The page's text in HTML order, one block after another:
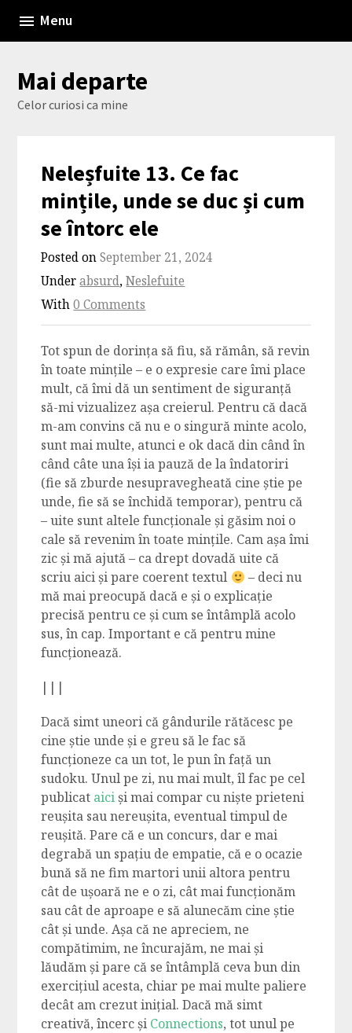
content
Menu
Mai departe
Celor curiosi ca mine
Neleșfuite 13. Ce fac
mințile, unde se duc și cum
se întorc ele
Posted onSeptember 21, 2024
Underabsurd,Neslefuite
With0 Comments
Tot spun de dorința să fiu, să rămân, să revin
în toate mințile – e o expresie care îmi place
mult, că îmi dă un sentiment de siguranță
să-mi vizualizez așa creierul. Pentru că dacă
m-am convins că nu e o singură minte acolo,
sunt mai multe, atunci e ok dacă din când în
când câte una își ia pauză de la îndatoriri
(fie să zburde nesupravegheată cine știe pe
unde, fie să se închidă temporar), pentru că
– uite sunt altele funcționale și găsim noi o
cale să revenim în toate mințile. Cam așa îmi
zic și mă ajută – ca drept dovadă uite că
scriu aici și pare coerent textul
– deci nu
mă mai preocupă dacă e și o explicație
precisă pentru ce și cum se întâmplă acolo
sus, în cap. Important e că pentru mine
funcționează.
|||
Dacă simt uneori că gândurile rătăcesc pe
cine știe unde și e greu să le fac să
funcționeze ca un tot, le pun în față un
sudoku. Unul pe zi, nu mai mult, îl fac pe cel
publicat aiciși mai compar cu niște prieteni
reușita sau nereușita, eventual timpul de
reușită. Pare că e un concurs, dar e mai
degrabă un spațiu de empatie, că e o ocazie
bună să ne fim martori unii altora pentru
cât de ușoară ne e o zi, cât mai funcționăm
sau cât de aproape e să alunecăm cine știe
cât și unde. Așa că ne apreciem, ne
compătimim, ne încurajăm, ne mai și
lăudăm și pare că se întâmplă ceva bun din
exercițiul acesta, chiar pe mai multe paliere
decât am crezut inițial. Dacă mă simt
creativă, încerc și Connections, tot unul pe